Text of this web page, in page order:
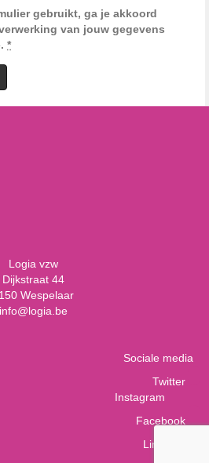
gebruikt, ga je akkoord
van jouw gegevens
*
Logia vzw
Dijkstraat 44
Wespelaar
info@logia.be
Sociale media
Twitter
Instagram
Facebook
LinkedIn